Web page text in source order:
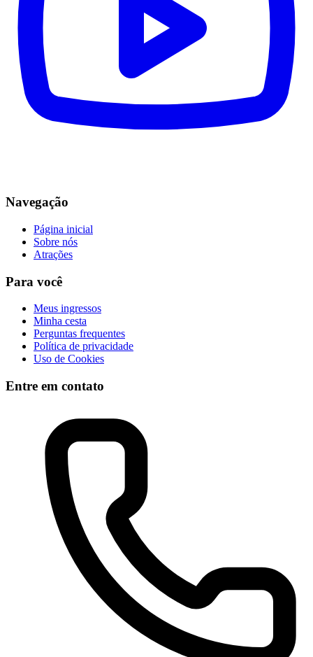
Navegação
Página inicial
Sobre nós
Atrações
Para você
Meus ingressos
Minha cesta
Perguntas frequentes
Política de privacidade
Uso de Cookies
Entre em contato